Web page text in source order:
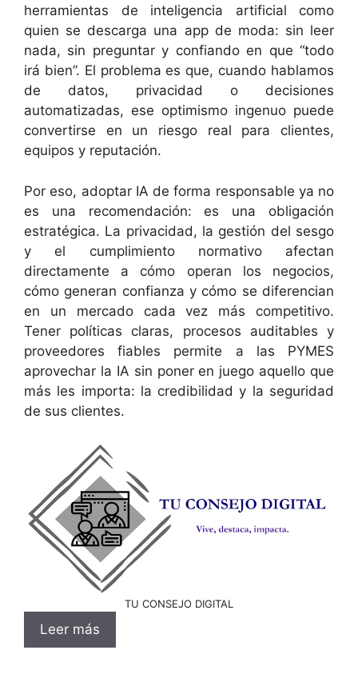
herramientas de inteligencia artificial como
quien se descarga una app de moda: sin leer
nada, sin preguntar y confiando en que “todo
irá bien”. El problema es que, cuando hablamos
de datos, privacidad o decisiones
automatizadas, ese optimismo ingenuo puede
convertirse en un riesgo real para clientes,
equipos y reputación.
Por eso, adoptar IA de forma responsable ya no
es una recomendación: es una obligación
estratégica. La privacidad, la gestión del sesgo
y el cumplimiento normativo afectan
directamente a cómo operan los negocios,
cómo generan confianza y cómo se diferencian
en un mercado cada vez más competitivo.
Tener políticas claras, procesos auditables y
proveedores fiables permite a las PYMES
aprovechar la IA sin poner en juego aquello que
más les importa: la credibilidad y la seguridad
de sus clientes.
TU CONSEJO DIGITAL
Leer más